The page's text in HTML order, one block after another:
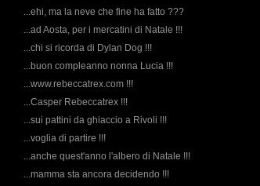
...ehi, ma la neve che fine ha fatto ???
...ad Aosta, per i mercatini di Natale !!!
...chi si ricorda di Dylan Dog !!!
...buon compleanno nonna Lucia !!!
...www.rebeccatrex.com !!!
...Casper Rebeccatrex !!!
...sui pattini da ghiaccio a Rivoli !!!
...voglia di partire !!!
...anche quest'anno l'albero di Natale !!!
...mamma sta ancora decidendo !!!